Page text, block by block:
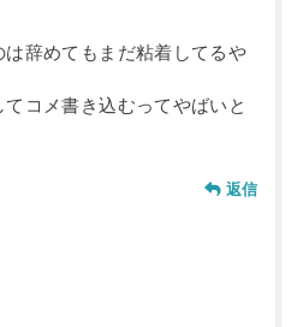
辞めてもまだ粘着してるや
コメ書き込むってやばいと
返信